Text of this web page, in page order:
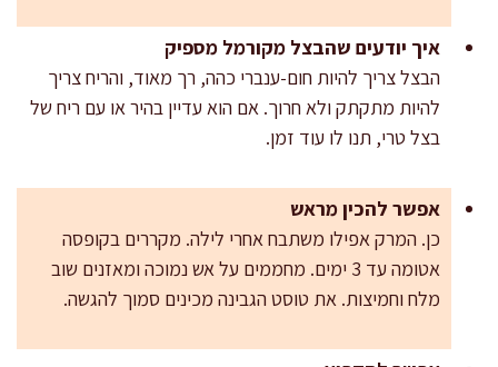
איך יודעים שהבצל מקורמל מספיק
הבצל צריך להיות חום-ענברי כהה, רך מאוד, והריח צריך
להיות מתקתק ולא חרוך. אם הוא עדיין בהיר או עם ריח של
בצל טרי, תנו לו עוד זמן.
אפשר להכין מראש
כן. המרק אפילו משתבח אחרי לילה. מקררים בקופסה
אטומה עד 3 ימים. מחממים על אש נמוכה ומאזנים שוב
מלח וחמיצות. את טוסט הגבינה מכינים סמוך להגשה.